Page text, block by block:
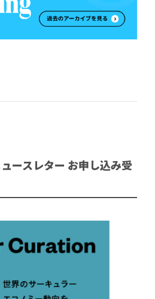
ースレター お申し込み受